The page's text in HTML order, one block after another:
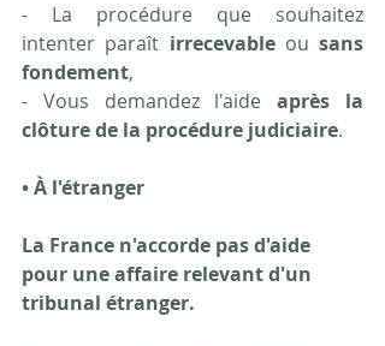
- La procédure que souhaitez
intenter paraît irrecevable ou sans
fondement,
- Vous demandez l'aide après la
clôture de la procédure judiciaire.
• À l'étranger
La France n'accorde pas d'aide
pour une affaire relevant d'un
tribunal étranger.